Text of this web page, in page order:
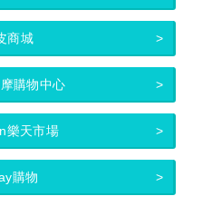
商城
購物中心
樂天市場
購物